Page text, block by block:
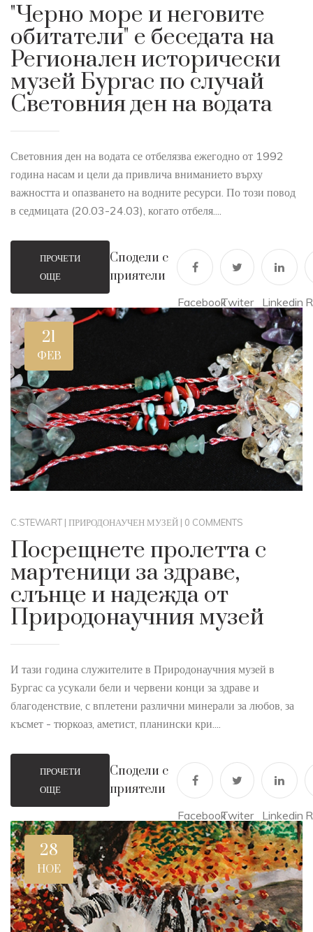
"Черно море и неговите
обитатели" е беседата на
Регионален исторически
музей Бургас по случай
Световния ден на водата
Световния ден на водата се отбелязва ежегодно от 1992
година насам и цели да привлича вниманието върху
важността и опазването на водните ресурси. По този повод
в седмицата (20.03-24.03), когато отбеля....
ПРОЧЕТИ
ОЩЕ
Сподели с
приятели
FacebookTwiter Linkedin
21
ФЕВ
C.STEWART | ПРИРОДОНАУЧЕН МУЗЕЙ | 0 COMMENTS
Посрещнете пролетта с
мартеници за здраве,
слънце и надежда от
Природонаучния музей
И тази година служителите в Природонаучния музей в
Бургас са усукали бели и червени конци за здраве и
благоденствие, с вплетени различни минерали за любов, за
късмет - тюркоаз, аметист, планински кри....
ПРОЧЕТИ
ОЩЕ
Сподели с
приятели
FacebookTwiter Linkedin
28
НОЕ